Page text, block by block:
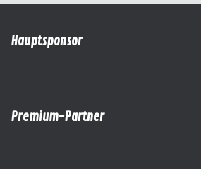
Hauptsponsor
Premium-Partner